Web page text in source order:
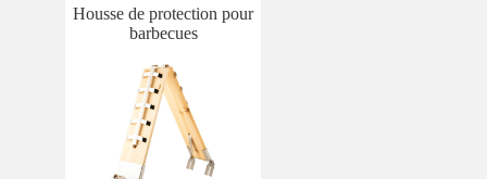
Housse de protection pour
barbecues